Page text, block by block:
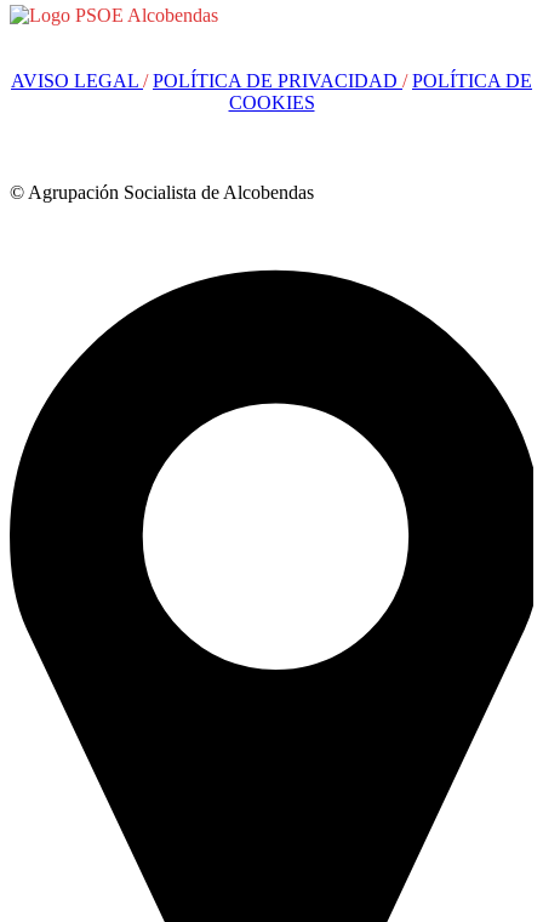
AVISO LEGAL /POLÍTICA DE PRIVACIDAD /POLÍTICA DE
COOKIES
© Agrupación Socialista de Alcobendas